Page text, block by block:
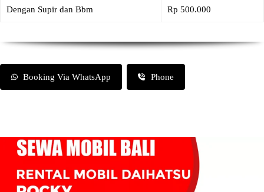
Dengan Supir dan Bbm Rp 500.000
Booking Via WhatsApp Phone